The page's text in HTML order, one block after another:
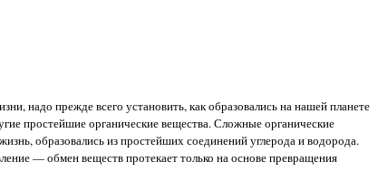
надо прежде всего установить, как образовались на нашей планете
простейшие органические вещества. Сложные органические
образовались из простейших соединений углерода и водорода.
— обмен веществ протекает только на основе превращения